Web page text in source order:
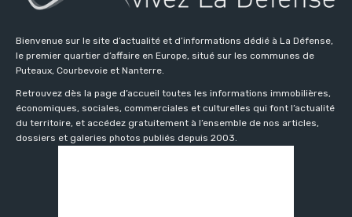
Bienvenue sur le site d’actualité et d’informations dédié à La Défense,
le premier quartier d’affaire en Europe, situé sur les communes de
Puteaux, Courbevoie et Nanterre.
Retrouvez dès la page d’accueil toutes les informations immobilières,
économiques, sociales, commerciales et culturelles qui font l’actualité
du territoire, et accédez gratuitement à l’ensemble de nos articles,
dossiers et galeries photos publiés depuis 2003.